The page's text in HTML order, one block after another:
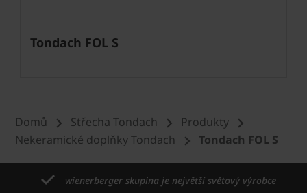
Tondach FOL S
Domů Střecha Tondach
Produkty
Nekeramické doplňky Tondach
Tondach FOL S
wienerberger skupina je největší světový výrobce